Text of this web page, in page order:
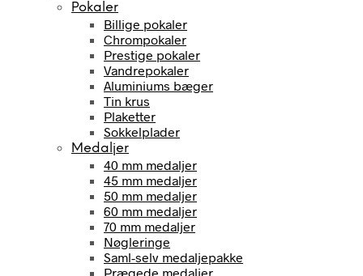
Pokaler
Billige pokaler
Chrompokaler
Prestige pokaler
Vandrepokaler
Aluminiums bæger
Tin krus
Plaketter
Sokkelplader
Medaljer
40 mm medaljer
45 mm medaljer
50 mm medaljer
60 mm medaljer
70 mm medaljer
Nøgleringe
Saml-selv medaljepakke
Prægede medaljer